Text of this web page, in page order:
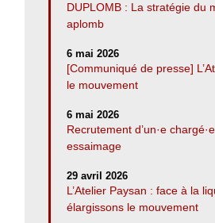
DUPLOMB : La stratégie du
aplomb
6 mai 2026
[Communiqué de presse]
le mouvement
6 mai 2026
Recrutement d’un·e
essaimage
29 avril 2026
L’Atelier Paysan : face à la
élargissons le mouvement